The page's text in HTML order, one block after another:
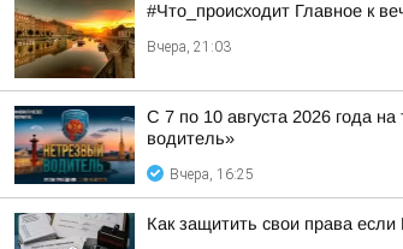
#Что_происходит Главное к
Вчера, 21:03
С 7 по 10 августа 2026 года
водитель»
Вчера, 16:25
Как защитить свои права